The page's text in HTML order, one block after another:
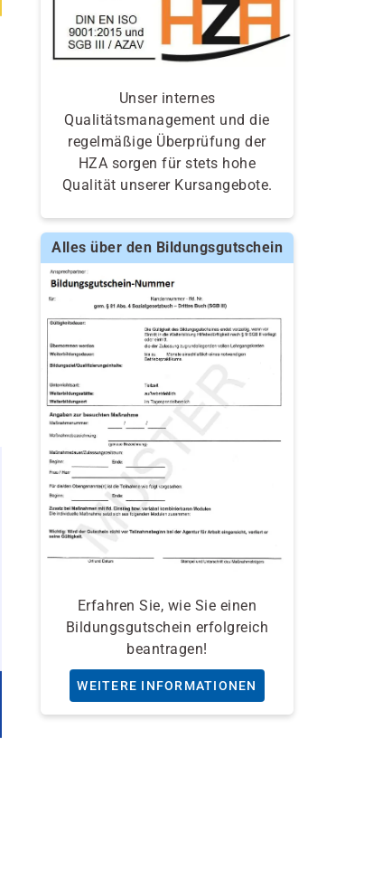
Unser internes
Qualitätsmanagement und die
regelmäßige Überprüfung der
HZA sorgen für stets hohe
Qualität unserer Kursangebote.
Alles über den Bildungsgutschein
Erfahren Sie, wie Sie einen
Bildungsgutschein erfolgreich
beantragen!
WEITERE INFORMATIONEN